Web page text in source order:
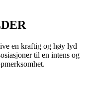
en kraftig og høy lyd
til en intens og